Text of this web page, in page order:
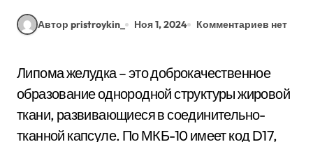
Автор pristroykin_ Ноя 1, 2024 Комментариев нет
Липома желудка – это доброкачественное
образование однородной структуры жировой
ткани, развивающиеся в соединительно-
тканной капсуле. По МКБ-10 имеет код D17,